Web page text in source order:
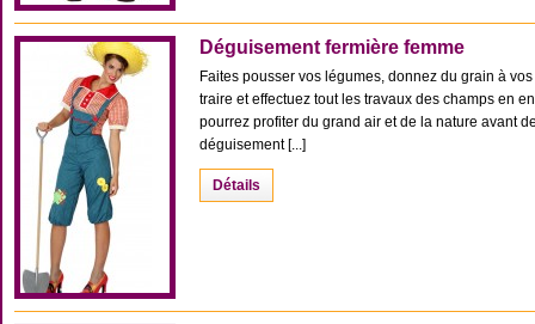
Déguisement fermière femme
Faites pousser vos légumes, donnez du grain à
traire et effectuez tout les travaux des champs en
pourrez profiter du grand air et de la nature avant
déguisement [...]
Détails